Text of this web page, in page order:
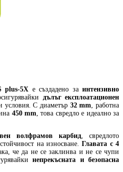
plus-5X е създадено за интензивно
дълъг експлоатационен
условия. С диаметър 32 mm , работна
450 mm , това свредло е идеално за
волфрамов карбид , свредлото
на износване.
Главата с 4
че да не се заклинва и не се чупи
непрекъсната и безопасна